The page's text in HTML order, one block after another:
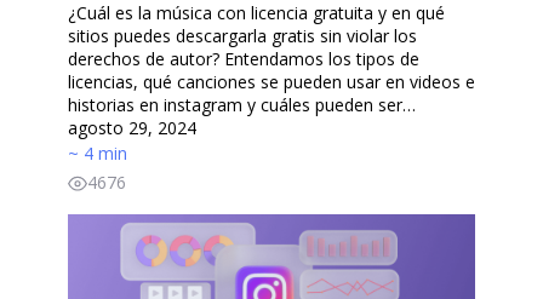
¿Cuál es la música con licencia gratuita y en qué
sitios puedes descargarla gratis sin violar los
derechos de autor? Entendamos los tipos de
licencias, qué canciones se pueden usar en videos e
historias en instagram y cuáles pueden ser…
agosto 29, 2024
~ 4 min
4676